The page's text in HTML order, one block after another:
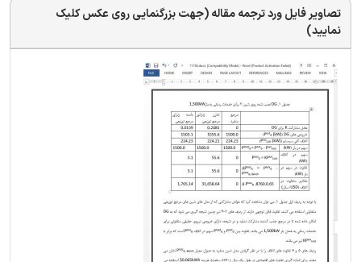
تصاویر فایل ورد ترجمه مقاله (جهت بزرگنمایی روی عکس کلیک
نمایید)